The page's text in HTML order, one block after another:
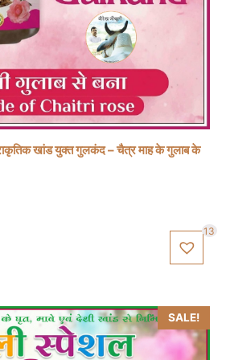
खांड युक्त गुलकंद – चैत्र माह के गुलाब के
13
SALE!